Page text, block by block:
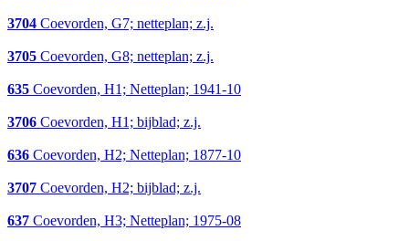
3704 Coevorden, G7; netteplan; z.j.
3705 Coevorden, G8; netteplan; z.j.
635 Coevorden, H1; Netteplan; 1941-10
3706 Coevorden, H1; bijblad; z.j.
636 Coevorden, H2; Netteplan; 1877-10
3707 Coevorden, H2; bijblad; z.j.
637 Coevorden, H3; Netteplan; 1975-08